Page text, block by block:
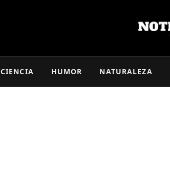
CIENCIA HUMOR NATURALEZA